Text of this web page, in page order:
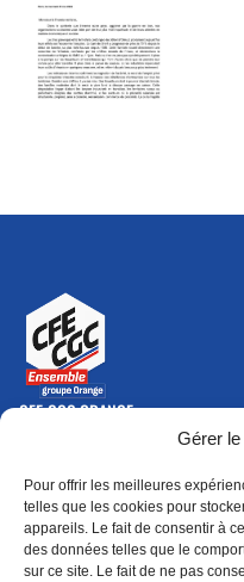
Gérer
Pour offrir les meilleures
telles que les cookies pour
appareils. Le fait de consentir à
des données telles que le
sur ce site. Le fait de ne pas
CFE-CGC ORANGE
10-12 rue Saint Amand,
Nous contacter
01 46 79 28 74
S'ABONNER(NOUVELLE FENÊTRE)
ADHÉRER